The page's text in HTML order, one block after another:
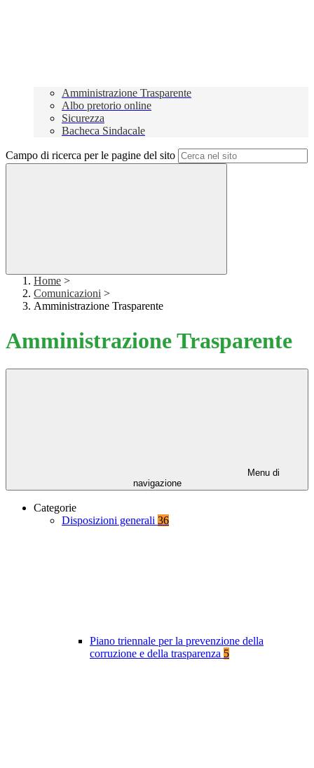
Amministrazione Trasparente
Albo pretorio online
Sicurezza
Bacheca Sindacale
Campo di ricerca per le pagine del sito
Home >
Comunicazioni >
Amministrazione Trasparente
Amministrazione Trasparente
Menu di
navigazione
Categorie
Disposizioni generali 36
Piano triennale per la prevenzione della
corruzione e della trasparenza 5